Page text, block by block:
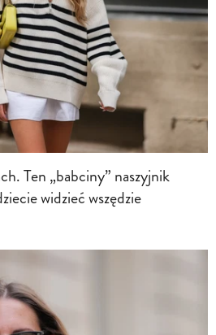
Ten „babciny” naszyjnik
widzieć wszędzie